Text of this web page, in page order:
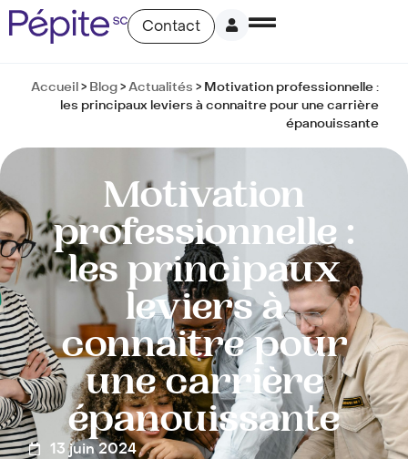
Contact
Accueil> Blog>Actualités > Motivation professionnelle :
les principaux leviers à connaitre pour une carrière
épanouissante
Motivation
professionnelle :
les principaux
leviers à
connaitre pour
une carrière
épanouissante
13 juin 2024